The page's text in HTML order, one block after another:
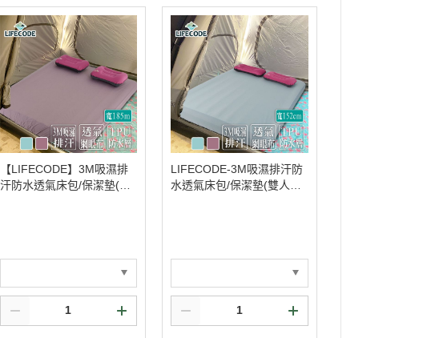
【LIFECODE】3M吸濕排
汗防水透氣床包/保潔墊(雙
LIFECODE-3M吸濕排汗防
水透氣床包/保潔墊(雙人加